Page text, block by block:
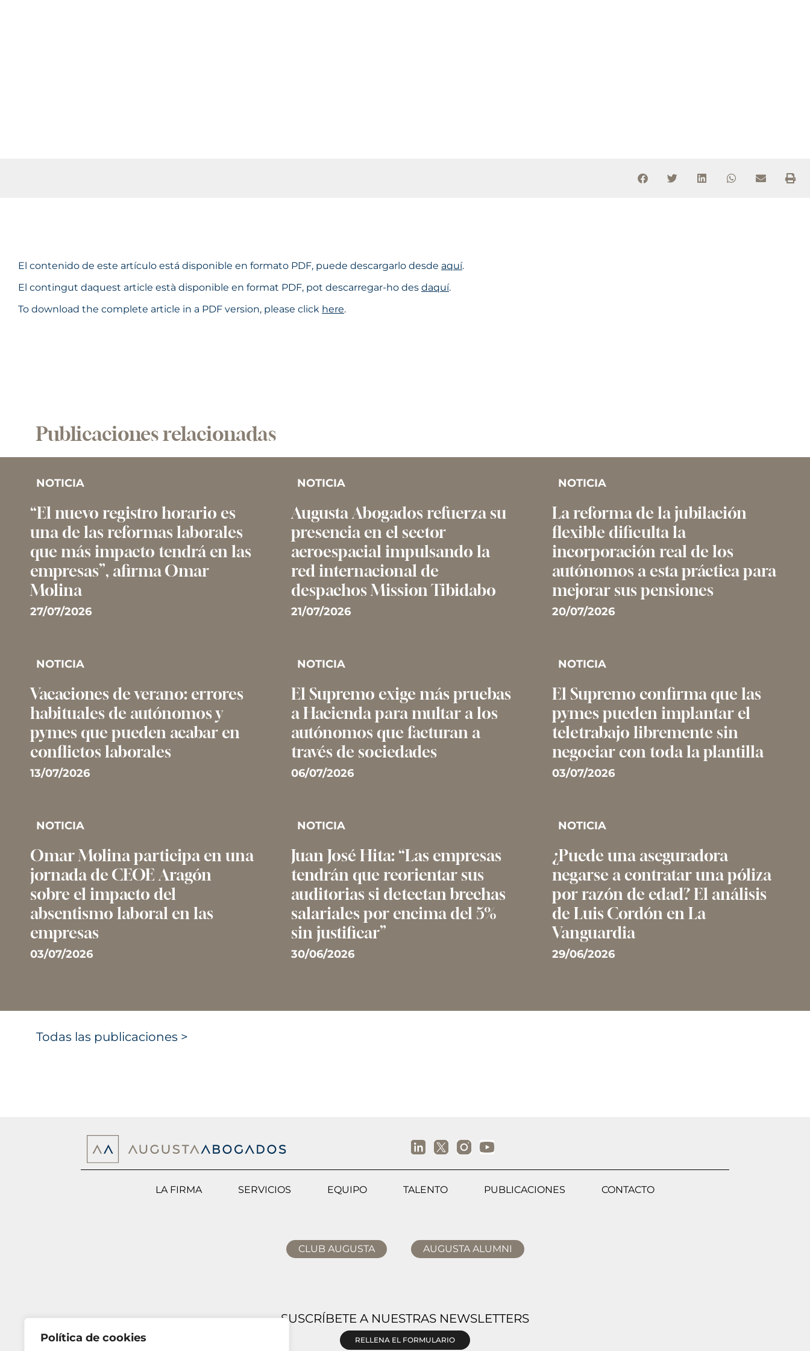
Política de cookies
El contenido de este artículo está disponible en formato PDF, puede descargarlo desde aquí.
El contingut daquest article està disponible en format PDF, pot descarregar-ho des daquí.
To download the complete article in a PDF version, please click here.
Publicaciones relacionadas
NOTICIA
“El nuevo registro horario es
una de las reformas laborales
que más impacto tendrá en las
empresas”, afirma Omar
Molina
27/07/2026
NOTICIA
Augusta Abogados refuerza su
presencia en el sector
aeroespacial impulsando la
red internacional de
despachos Mission Tibidabo
21/07/2026
NOTICIA
La reforma de la jubilación
flexible dificulta la
incorporación real de los
autónomos a esta práctica para
mejorar sus pensiones
20/07/2026
NOTICIA
Vacaciones de verano: errores
habituales de autónomos y
pymes que pueden acabar en
conflictos laborales
13/07/2026
NOTICIA
El Supremo exige más pruebas
a Hacienda para multar a los
autónomos que facturan a
través de sociedades
06/07/2026
NOTICIA
El Supremo confirma que las
pymes pueden implantar el
teletrabajo libremente sin
negociar con toda la plantilla
03/07/2026
NOTICIA
Omar Molina participa en una
jornada de CEOE Aragón
sobre el impacto del
absentismo laboral en las
empresas
03/07/2026
NOTICIA
Juan José Hita: “Las empresas
tendrán que reorientar sus
auditorias si detectan brechas
salariales por encima del 5%
sin justificar”
30/06/2026
NOTICIA
¿Puede una aseguradora
negarse a contratar una póliza
por razón de edad? El análisis
de Luis Cordón en La
Vanguardia
29/06/2026
Todas las publicaciones >
LA FIRMA SERVICIOS EQUIPO TALENTO PUBLICACIONES CONTACTO
CLUB AUGUSTA AUGUSTA ALUMNI
SUSCRÍBETE A NUESTRAS NEWSLETTERS
RELLENA EL FORMULARIO